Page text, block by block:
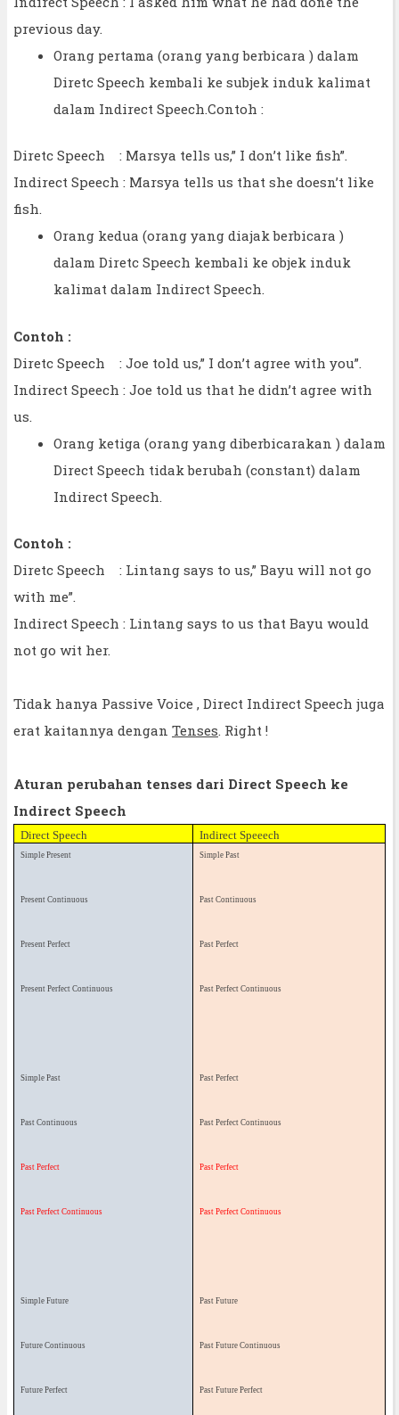
previous day.
Orang pertama (orang yang berbicara ) dalam
Diretc Speech kembali ke subjek induk kalimat
dalam Indirect Speech.Contoh :
Diretc Speech : Marsya tells us,” I don’t like fish”.
Indirect Speech : Marsya tells us that she doesn’t like
fish.
Orang kedua (orang yang diajak berbicara )
dalam Diretc Speech kembali ke objek induk
kalimat dalam Indirect Speech.
Contoh :
Diretc Speech : Joe told us,” I don’t agree with you”.
Indirect Speech : Joe told us that he didn’t agree with
us.
Orang ketiga (orang yang diberbicarakan ) dalam
Direct Speech tidak berubah (constant) dalam
Indirect Speech.
Contoh :
Diretc Speech : Lintang says to us,” Bayu will not go
with me”.
Indirect Speech : Lintang says to us that Bayu would
not go wit her.
Tidak hanya Passive Voice , Direct Indirect Speech juga
erat kaitannya dengan Tenses. Right !
Aturan perubahan tenses dari Direct Speech ke
Indirect Speech
Direct Speech Indirect Speeech
Simple Present
Present Continuous
Present Perfect
Present Perfect Continuous
Simple Past
Past Continuous
Past Perfect
Past Perfect Continuous
Simple Future
Future Continuous
Future Perfect
Simple Past
Past Continuous
Past Perfect
Past Perfect Continuous
Past Perfect
Past Perfect Continuous
Past Perfect
Past Perfect Continuous
Past Future
Past Future Continuous
Past Future Perfect